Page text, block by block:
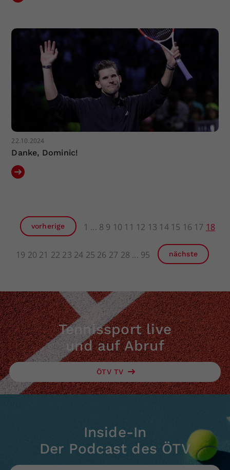
22.10.2024
Danke, Dominic!
vorherige 1 8 9 10 11 12 13 14 15 16 17 18
19 20 21 22 23 24 25 26 27 28 95 nächste
Tennissport live
und auf Abruf
ÖTV TV
Inside-In
Der Podcast des ÖTV